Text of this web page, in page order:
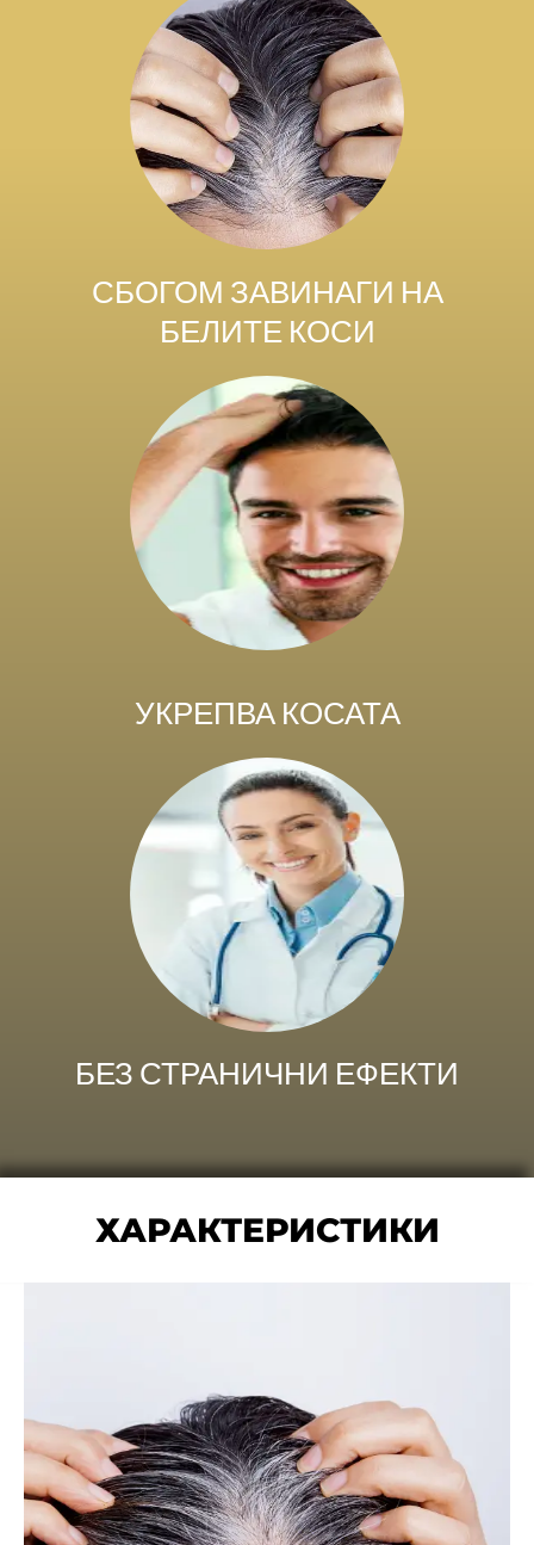
СБОГОМ ЗАВИНАГИ НА
БЕЛИТЕ КОСИ
УКРЕПВА КОСАТА
БЕЗ СТРАНИЧНИ ЕФЕКТИ
ХАРАКТЕРИСТИКИ